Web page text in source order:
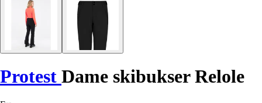
Protest Dame skibukser Relole